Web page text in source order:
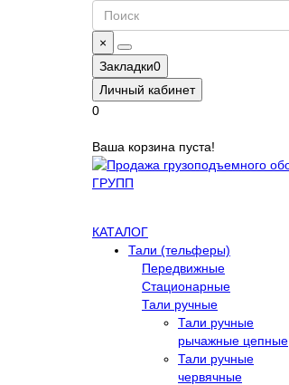
×
Закладки0
Личный кабинет
0
Ваша корзина пуста!
КАТАЛОГ
Тали (тельферы)
Передвижные
Стационарные
Тали ручные
Тали ручные
рычажные цепные
Тали ручные
червячные